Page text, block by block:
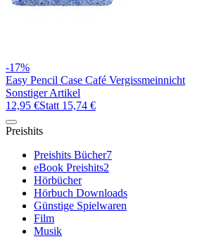
-17%
Easy Pencil Case Café Vergissmeinnicht
Sonstiger Artikel
12,95 €Statt 15,74 €
Preishits
Preishits Bücher7
eBook Preishits2
Hörbücher
Hörbuch Downloads
Günstige Spielwaren
Film
Musik